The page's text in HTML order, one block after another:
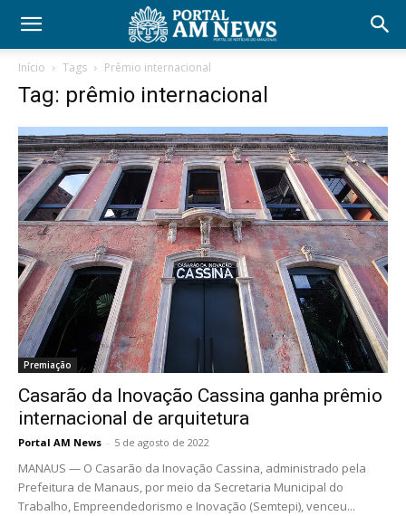
Início Tags Prêmio internacional
Tag: prêmio internacional
Premiação
Casarão da Inovação Cassina ganha prêmio
internacional de arquitetura
Portal AM News - 5 de agosto de 2022
MANAUS — O Casarão da Inovação Cassina, administrado pela
Prefeitura de Manaus, por meio da Secretaria Municipal do
Trabalho, Empreendedorismo e Inovação (Semtepi), venceu...